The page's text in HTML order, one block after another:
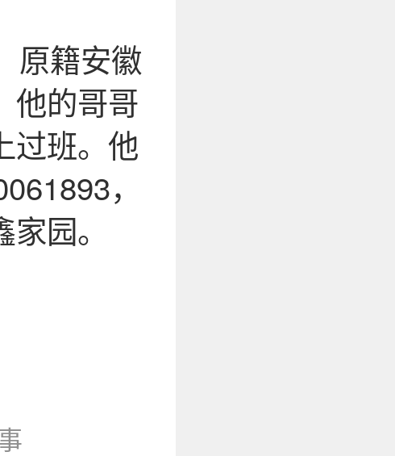
原籍安徽
他的哥哥
过班。他
，
园。